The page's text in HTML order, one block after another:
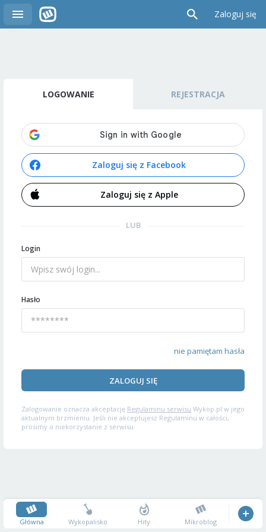
Zaloguj się
LOGOWANIE REJESTRACJA
Zaloguj się z Facebook
Zaloguj się z Apple
LUB
Login
Hasło
nie pamiętam hasła
ZALOGUJ SIĘ
Zalogowanie oznacza akceptację Regulaminu serwisu Wykop.pl w jego
aktualnym brzmieniu. Jeśli nie akceptujesz Regulaminu w całości,
prosimy o niekorzystanie z serwisu.
Główna Wykopalisko Hity Mikroblog